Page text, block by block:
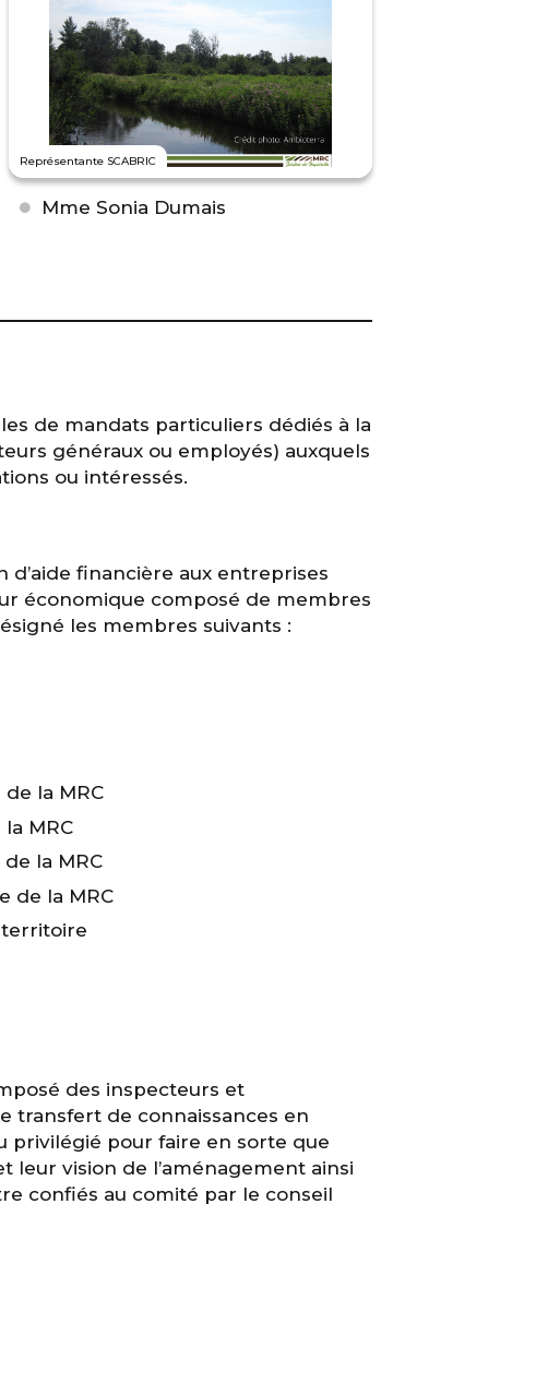
Représentante SCABRIC
Mme Sonia Dumais
de mandats particuliers dédiés à la
généraux ou employés) auxquels
ou intéressés.
financière aux entreprises
économique composé de membres
les membres suivants :
la MRC
MRC
la MRC
de la MRC
territoire
des inspecteurs et
transfert de connaissances en
privilégié pour faire en sorte que
leur vision de l’aménagement ainsi
confiés au comité par le conseil